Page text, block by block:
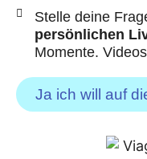
Stelle deine
persönlichen
Momente.
Ja ich will auf